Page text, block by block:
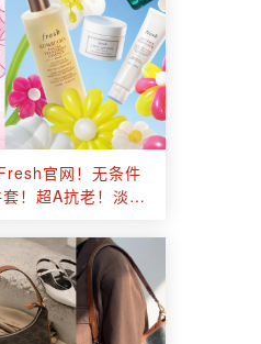
官网！无条件
！超A抗老！淡纹